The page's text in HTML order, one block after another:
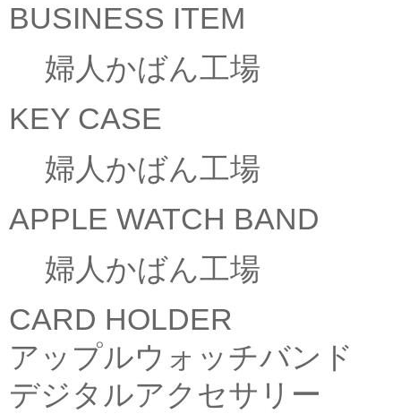
BUSINESS ITEM
婦人かばん工場
KEY CASE
婦人かばん工場
APPLE WATCH BAND
婦人かばん工場
CARD HOLDER
アップルウォッチバンド
デジタルアクセサリー